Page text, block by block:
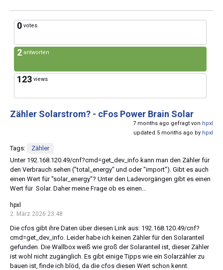
0 votes
2 antworten
123 views
Zähler Solarstrom? - cFos Power Brain Solar
7 months ago gefragt von hpxl
updated 5 months ago by hpxl
Tags:
Zähler
Unter 192.168.120.49/cnf?cmd=get_dev_info kann man den Zähler für
den Verbrauch sehen ("total_energy" und oder "import"). Gibt es auch
einen Wert für "solar_energy"? Unter den Ladevorgängen gibt es einen
Wert für Solar. Daher meine Frage ob es einen...
hpxl
2. März 2026 23:48
Die cfos gibt ihre Daten über diesen Link aus: 192.168.120.49/cnf?
cmd=get_dev_info. Leider habe ich keinen Zähler für den Solaranteil
gefunden. Die Wallbox weiß wie groß der Solaranteil ist, dieser Zähler
ist wohl nicht zugänglich. Es gibt einige Tipps wie ein Solarzähler zu
bauen ist, finde ich blöd, da die cfos diesen Wert schon kennt.